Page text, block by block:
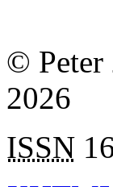
© Peter
2026
ISSN